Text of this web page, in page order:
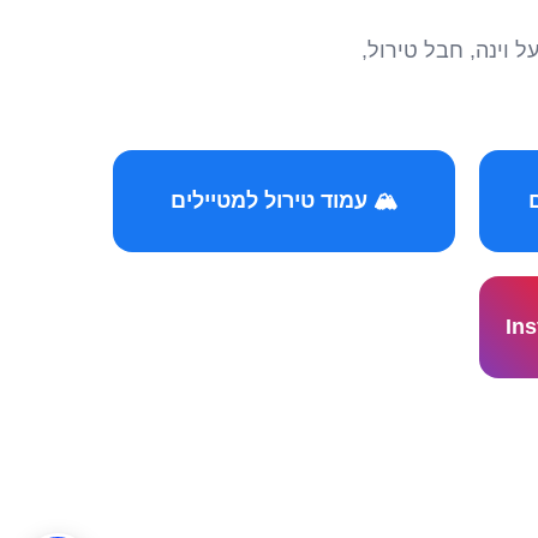
וינה, חבל טירול,
🏔️ עמוד טירול למטיילים